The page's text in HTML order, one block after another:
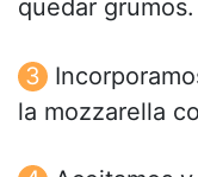
quedar grumos.
la mozzarella